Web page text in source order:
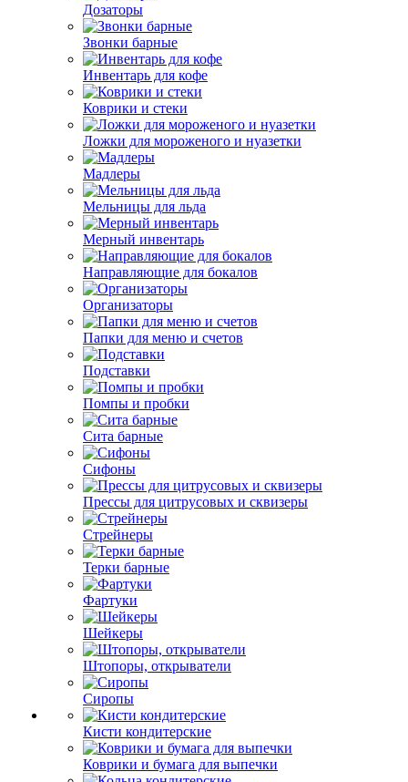
Дозаторы
Звонки барные
Инвентарь для кофе
Коврики и стеки
Ложки для мороженого и нуазетки
Мадлеры
Мельницы для льда
Мерный инвентарь
Направляющие для бокалов
Организаторы
Папки для меню и счетов
Подставки
Помпы и пробки
Сита барные
Сифоны
Прессы для цитрусовых и сквизеры
Стрейнеры
Терки барные
Фартуки
Шейкеры
Штопоры, открыватели
Сиропы
Кисти кондитерские
Коврики и бумага для выпечки